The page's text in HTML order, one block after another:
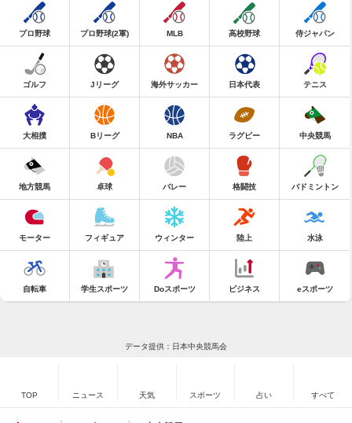
プロ野球 プロ野球(2軍) MLB 高校野球 侍ジャパン
ゴルフ Jリーグ 海外サッカー 日本代表 テニス
大相撲 Bリーグ NBA ラグビー 中央競馬
地方競馬 卓球 バレー 格闘技 バドミントン
モーター フィギュア ウィンター 陸上 水泳
自転車 学生スポーツ Doスポーツ ビジネス eスポーツ
データ提供：日本中央競馬会
TOP ニュース 天気 スポーツ 占い すべて